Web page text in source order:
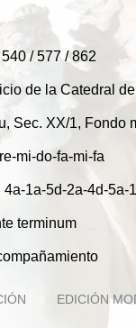
/ 577 / 862
de la Catedral
Sec. XX/1, Fondo
mi-do-fa-mi-fa
4a-1a-5d-2a-4d-5a-
terminum
EDICIÓN